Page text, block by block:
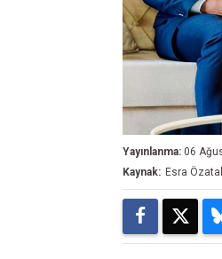
Yayınlanma: 06
Kaynak: Esra